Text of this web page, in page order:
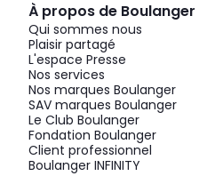
À propos de Boulanger
Qui sommes nous
Plaisir partagé
L'espace Presse
Nos services
Nos marques Boulanger
SAV marques Boulanger
Le Club Boulanger
Fondation Boulanger
Client professionnel
Boulanger INFINITY